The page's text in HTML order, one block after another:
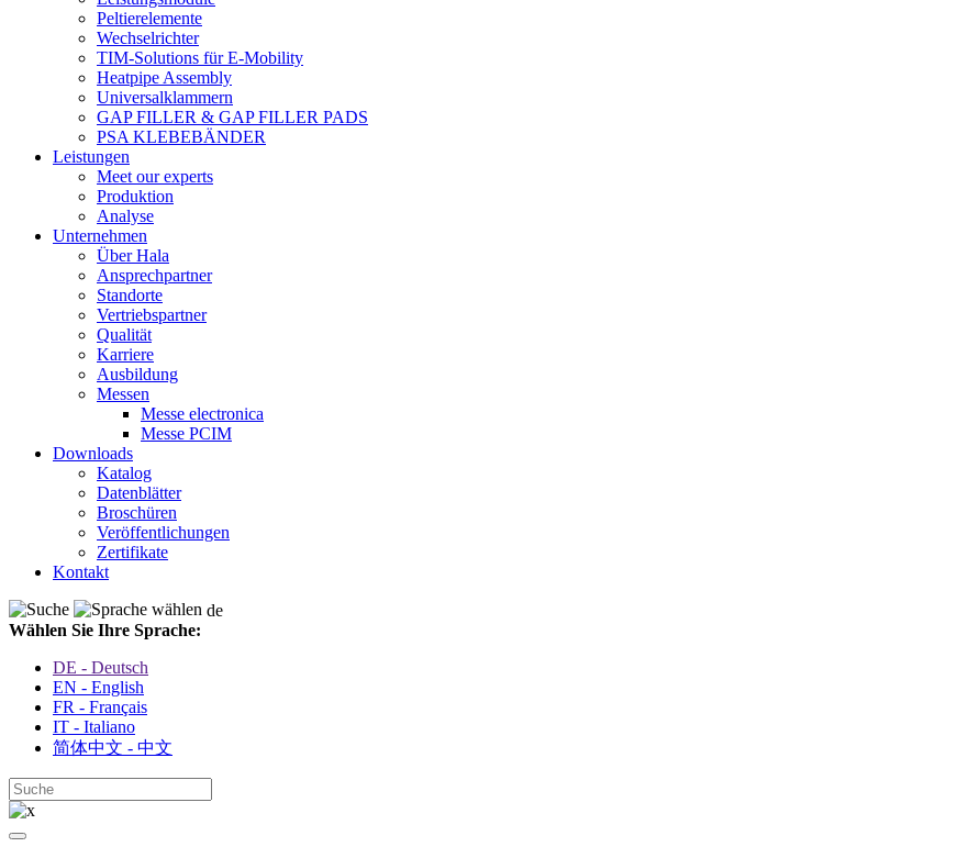
Peltierelemente
Wechselrichter
TIM-Solutions für E-Mobility
Heatpipe Assembly
Universalklammern
GAP FILLER & GAP FILLER PADS
PSA KLEBEBÄNDER
Leistungen
Meet our experts
Produktion
Analyse
Unternehmen
Über Hala
Ansprechpartner
Standorte
Vertriebspartner
Qualität
Karriere
Ausbildung
Messen
Messe electronica
Messe PCIM
Downloads
Katalog
Datenblätter
Broschüren
Veröffentlichungen
Zertifikate
Kontakt
de
Wählen Sie Ihre Sprache:
DE - Deutsch
EN - English
FR - Français
IT - Italiano
简体中文 - 中文